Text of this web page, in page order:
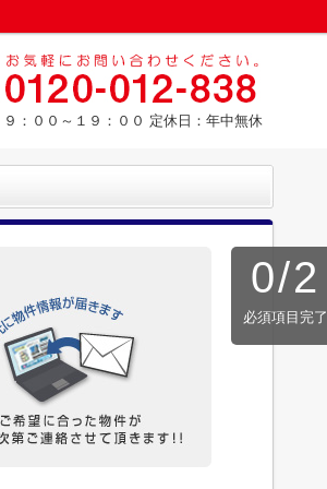
：００～１９：００ 定休日：年中無休
0/2
必須項目完了